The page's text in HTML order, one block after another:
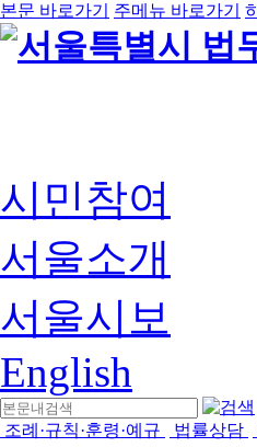
본문 바로가기 주메뉴 바로가기
시민참여
서울소개
서울시보
English
조례·규칙·훈령·예규 법률상담